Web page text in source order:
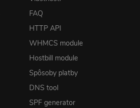
FAQ
HTTP API
WHMCS module
Hostbill module
Spôsoby platby
DNS tool
SPF generator